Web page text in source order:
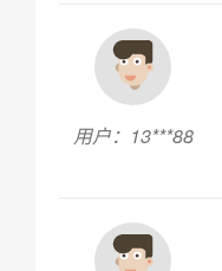
用户：13***88